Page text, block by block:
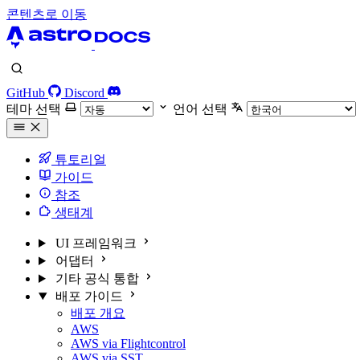
콘텐츠로 이동
GitHub
Discord
테마 선택
언어 선택
튜토리얼
가이드
참조
생태계
UI 프레임워크
어댑터
기타 공식 통합
배포 가이드
배포 개요
AWS
AWS via Flightcontrol